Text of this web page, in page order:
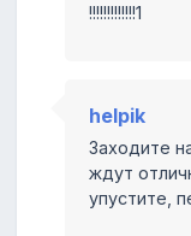
!!!!!!!!!!!!!1
helpik
Заходите
ждут
упустите,